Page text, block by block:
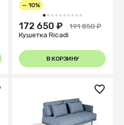
1 2 3 4 5 6 7 8 9 10
— 10%
172 650 ₽
191 850 ₽
Кушетка Ricadi
В КОРЗИНУ